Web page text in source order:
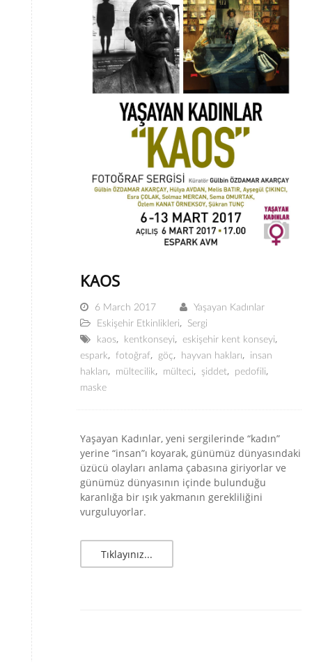
KAOS
6 March 2017
Yaşayan Kadınlar
Eskişehir Etkinlikleri,
Sergi
kaos, kentkonseyi, eskişehir kent konseyi,
espark, fotoğraf, göç, hayvan hakları,
insan
hakları, mültecilik, mülteci, şiddet, pedofili,
maske
Yaşayan Kadınlar, yeni sergilerinde “kadın”
yerine “insan”ı koyarak, günümüz dünyasındaki
üzücü olayları anlama çabasına giriyorlar ve
günümüz dünyasının içinde bulunduğu
karanlığa bir ışık yakmanın gerekliliğini
vurguluyorlar.
Tıklayınız...